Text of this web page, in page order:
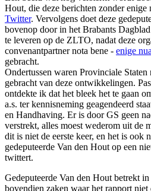
Hout, die deze berichten zonder enige
Twitter. Vervolgens doet deze
bovenop door in het Brabants
te leveren op de ZLTO, nadat deze
convenantpartner nota bene - enige
gebracht.
Ondertussen waren Provinciale
gebracht van deze ontwikkelingen.
ontdekte ik dat het bleek het te gaan
a.s. ter kennisneming geagendeerd
en Handhaving. Er is door GS geen
verstrekt, alles moest wederom uit de
dit is niet de eerste keer, en het is ook
gedeputeerde Van den Hout op een
twittert.
Gedeputeerde Van den Hout betrekt
bovendien zaken waar het rapport